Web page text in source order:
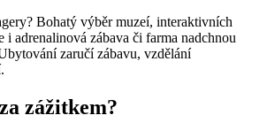
Bohatý výběr muzeí, interaktivních
i adrenalinová zábava či farma nadchnou
zaručí zábavu, vzdělání
zážitkem?